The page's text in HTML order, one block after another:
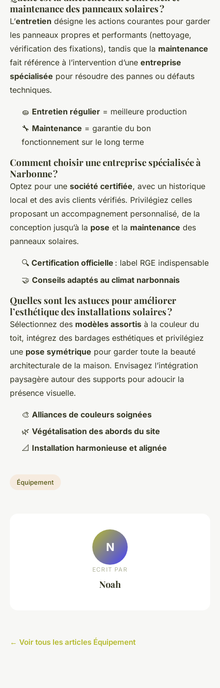
maintenance des panneaux solaires ?
L’entretien désigne les actions courantes pour garder
les panneaux propres et performants (nettoyage,
vérification des fixations), tandis que la maintenance
fait référence à l’intervention d’une entreprise
spécialisée pour résoudre des pannes ou défauts
techniques.
🧽 Entretien régulier = meilleure production
🔧 Maintenance = garantie du bon
fonctionnement sur le long terme
Comment choisir une entreprise spécialisée à
Narbonne ?
Optez pour une société certifiée, avec un historique
local et des avis clients vérifiés. Privilégiez celles
proposant un accompagnement personnalisé, de la
conception jusqu’à la pose et la maintenance des
panneaux solaires.
🔍 Certification officielle : label RGE indispensable
🤝 Conseils adaptés au climat narbonnais
Quelles sont les astuces pour améliorer
l’esthétique des installations solaires ?
Sélectionnez des modèles assortis à la couleur du
toit, intégrez des bardages esthétiques et privilégiez
une pose symétrique pour garder toute la beauté
architecturale de la maison. Envisagez l’intégration
paysagère autour des supports pour adoucir la
présence visuelle.
🎨 Alliances de couleurs soignées
🌿 Végétalisation des abords du site
📐 Installation harmonieuse et alignée
Équipement
N
ECRIT PAR
Noah
← Voir tous les articles Équipement